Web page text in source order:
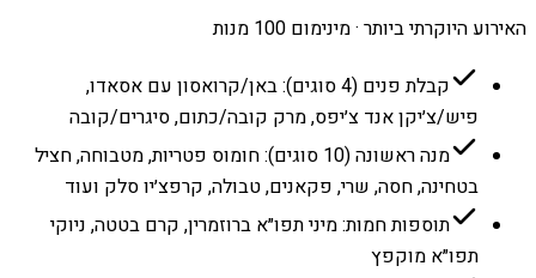
האירוע היוקרתי ביותר · מינימום 100 מנות
קבלת פנים (4 סוגים): באן/קרואסון עם אסאדו,
פיש/צ׳יקן אנד צ׳יפס, מרק קובה/כתום, סיגרים/קובה
מנה ראשונה (10 סוגים): חומוס פטריות, מטבוחה, חציל
בטחינה, חסה, שרי, פקאנים, טבולה, קרפצ׳יו סלק ועוד
תוספות חמות: מיני תפו״א ברוזמרין, קרם בטטה, ניוקי
תפו״א מוקפץ